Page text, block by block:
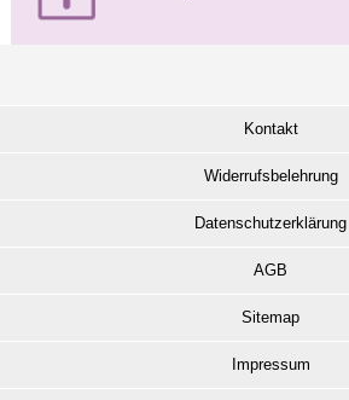
Kontakt
Widerrufsbelehrung
Datenschutzerklärung
AGB
Sitemap
Impressum